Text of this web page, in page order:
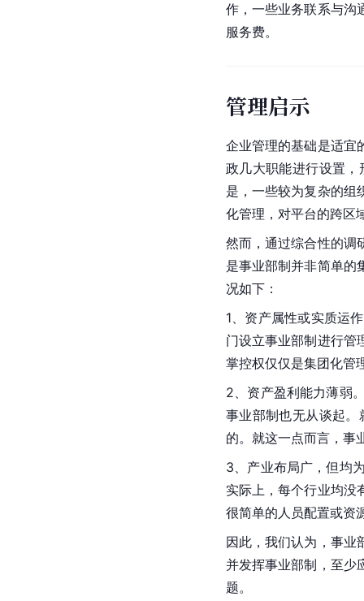
作，一些业务联系与沟
服务费。
管理启示
企业管理的基础是适宜
政几大职能进行设置
是，一些较为复杂的组
化管理，对平台的跨区
然而，通过综合性的调
是事业部制并非简单的
况如下：
1、资产属性或实质运
门设立事业部制进行管
掌控权仅仅是集团化管
2、资产盈利能力薄弱
事业部制也无从谈起
的。就这一点而言，事
3、产业布局广，但均
实际上，每个行业均没
很简单的人员配置或资
因此，我们认为，事业
并发挥事业部制，至少
题。